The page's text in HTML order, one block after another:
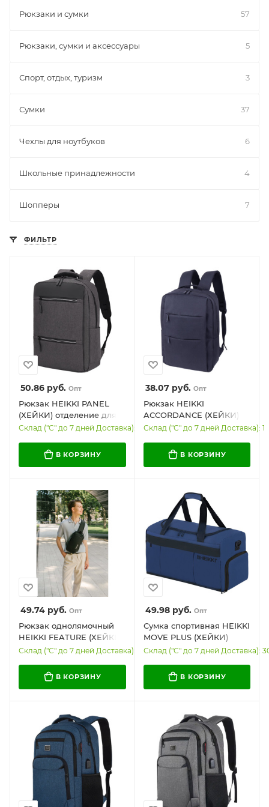
Рюкзаки и сумки 57
Рюкзаки, сумки и аксессуары 5
Спорт, отдых, туризм 3
Сумки 37
Чехлы для ноутбуков 6
Школьные принадлежности 4
Шопперы 7
ФИЛЬТР
50.86 руб. Опт
Рюкзак HEIKKI PANEL
(ХЕЙКИ) отделение для
ноутбука, USB-порт,
44x30x13 см, 273903
Склад ("С" до 7 дней Доставка): 594
В КОРЗИНУ
38.07руб. Опт
Рюкзак HEIKKI
ACCORDANCE (ХЕЙКИ)
универсальный,
черный, 41х30x12 см,
273901
Склад ("С" до 7 дней Доставка): 1
В КОРЗИНУ
49.74 руб. Опт
Рюкзак однолямочный
HEIKKI FEATURE (ХЕЙКИ),
кодовый замок, USB-
273900
Склад ("С" до 7 дней Доставка): 375
В КОРЗИНУ
49.98руб. Опт
Сумка спортивная HEIKKI
MOVE PLUS (ХЕЙКИ)
отделение для обуви,
273897
Склад ("С" до 7 дней Доставка):
В КОРЗИНУ